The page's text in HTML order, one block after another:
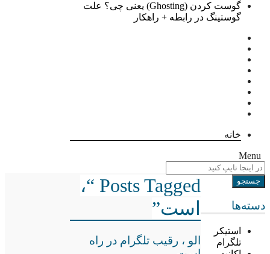
گوست کردن (Ghosting) یعنی چی؟ علت
گوستینگ در رابطه + راهکار
خانه
Menu
دسته‌ها
استیکر
تلگرام
Posts Tagged “،
است”
الو ، رقیب تلگرام در راه